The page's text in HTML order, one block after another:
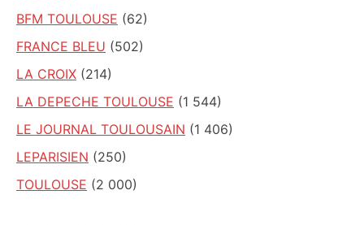
BFM TOULOUSE (62)
FRANCE BLEU (502)
LA CROIX (214)
LA DEPECHE TOULOUSE (1 544)
LE JOURNAL TOULOUSAIN (1 406)
LEPARISIEN (250)
TOULOUSE (2 000)